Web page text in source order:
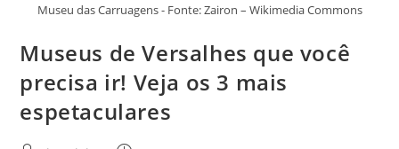
Museu das Carruagens - Fonte: Zairon – Wikimedia Commons
Museus de Versalhes que você
precisa ir! Veja os 3 mais
espetaculares